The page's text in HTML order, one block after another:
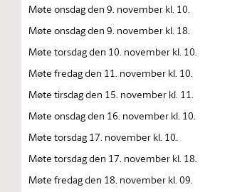
Møte onsdag den 9. november kl. 10.
Møte onsdag den 9. november kl. 18.
Møte torsdag den 10. november kl. 10.
Møte fredag den 11. november kl. 10.
Møte tirsdag den 15. november kl. 11.
Møte onsdag den 16. november kl. 10.
Møte torsdag 17. november kl. 10.
Møte torsdag den 17. november kl. 18.
Møte fredag den 18. november kl. 09.